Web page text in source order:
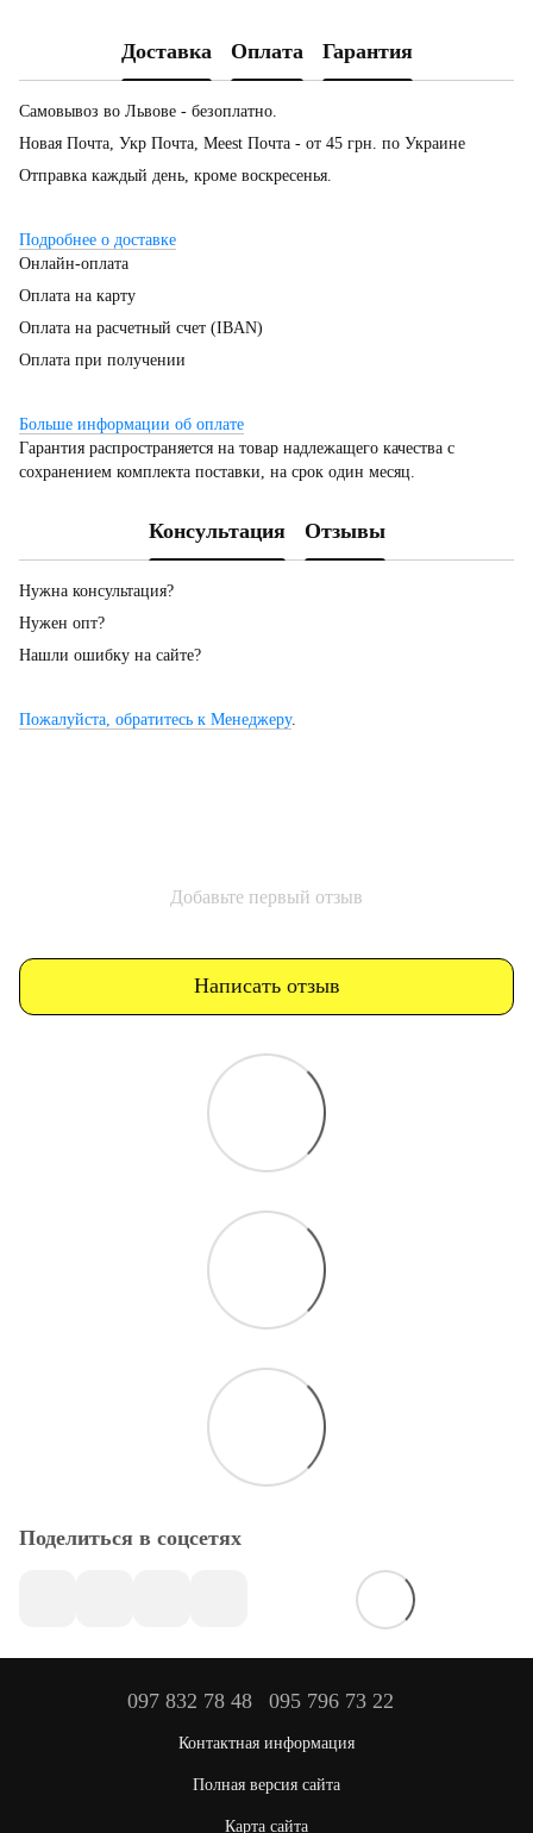
Доставка Оплата Гарантия
Самовывоз во Львове - безоплатно.
Новая Почта, Укр Почта, Meest Почта - от 45 грн. по Украине
Отправка каждый день, кроме воскресенья.
Подробнее о доставке
Онлайн-оплата
Оплата на карту
Оплата на расчетный счет (IBAN)
Оплата при получении
Больше информации об оплате
Гарантия распространяется на товар надлежащего качества с
сохранением комплекта поставки, на срок один месяц.
Консультация Отзывы
Нужна консультация?
Нужен опт?
Нашли ошибку на сайте?
Пожалуйста, обратитесь к Менеджеру.
Добавьте первый отзыв
Написать отзыв
Поделиться в соцсетях
097 832 78 48 095 796 73 22
Контактная информация
Полная версия сайта
Карта сайта